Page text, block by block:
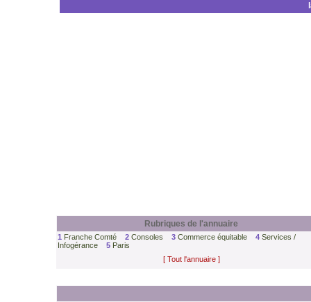
Rubriques de l'annuaire
1 Franche Comté 2 Consoles 3 Commerce équitable 4 Services /
Infogérance
5 Paris
[ Tout l'annuaire ]